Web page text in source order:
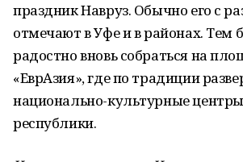
праздник Навруз. Обычно его с
отмечают в Уфе и в районах. Тем
радостно вновь собраться на
«ЕврАзия», где по традиции
национально-культурные
республики.